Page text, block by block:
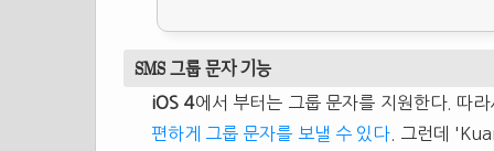
SMS 그룹 문자 기능
iOS 4에서 부터는 그룹 문자를 지원한다. 따
편하게 그룹 문자를 보낼 수 있다 . 그런데